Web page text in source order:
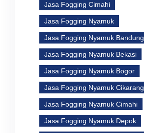
Jasa Fogging Cimahi
Jasa Fogging Nyamuk
Jasa Fogging Nyamuk Bandung
Jasa Fogging Nyamuk Bekasi
Jasa Fogging Nyamuk Bogor
Jasa Fogging Nyamuk Cikarang
Jasa Fogging Nyamuk Cimahi
Jasa Fogging Nyamuk Depok